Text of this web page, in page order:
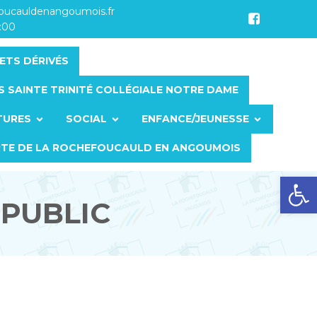
Ouvrir la barre d’outils
DÉRIVÉS
SAINTE TRINITÉ COLLÉGIALE NOTRE DAME
SOCIAL ENFANCE/JEUNESSE
DE LA ROCHEFOUCAULD EN ANGOUMOIS